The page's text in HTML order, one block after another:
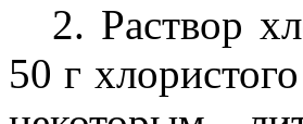
2. Раствор
50 г